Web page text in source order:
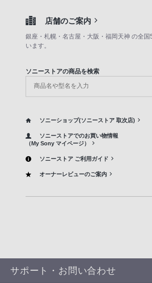
店舗のご案内
銀座・札幌・名古屋・大阪・福岡天神 の全国
います。
ソニーストアの商品を検索
ソニーショップ(ソニーストア 取次店)
ソニーストアでのお買い物情報
（My Sony マイページ）
ソニーストア ご利用ガイド
オーナーレビューのご案内
サポート・お問い合わせ